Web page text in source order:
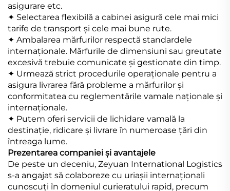
asigurare etc.
✦ Selectarea flexibilă a cabinei asigură cele mai mici
tarife de transport și cele mai bune rute.
✦ Ambalarea mărfurilor respectă standardele
internaționale. Mărfurile de dimensiuni sau greutate
excesivă trebuie comunicate și gestionate din timp.
✦ Urmează strict procedurile operaționale pentru a
asigura livrarea fără probleme a mărfurilor și
conformitatea cu reglementările vamale naționale și
internaționale.
✦ Putem oferi servicii de lichidare vamală la
destinație, ridicare și livrare în numeroase țări din
întreaga lume.
Prezentarea companiei și avantajele
De peste un deceniu, Zeyuan International Logistics
s-a angajat să colaboreze cu uriașii internaționali
cunoscuți în domeniul curieratului rapid, precum